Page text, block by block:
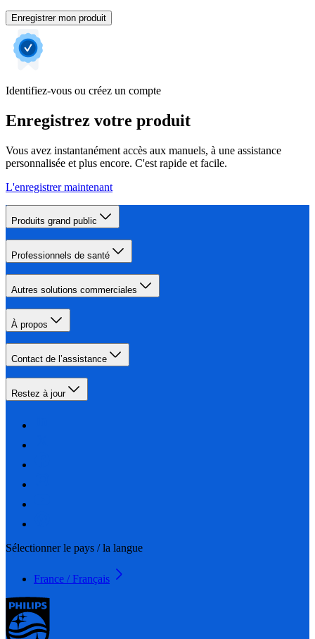
Enregistrer mon produit
Identifiez-vous ou créez un compte
Enregistrez votre produit
Vous avez instantanément accès aux manuels, à une assistance
personnalisée et plus encore. C'est rapide et facile.
L'enregistrer maintenant
Produits grand public
Professionnels de santé
Autres solutions commerciales
À propos
Contact de l’assistance
Restez à jour
Sélectionner le pays / la langue
France / Français